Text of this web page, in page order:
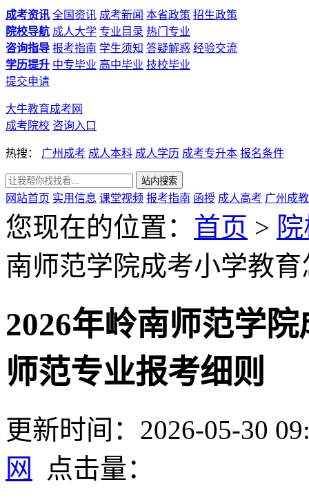
成考资讯 全国资讯 成考新闻 本省政策 招生政策
院校导航 成人大学 专业目录 热门专业
咨询指导 报考指南 学生须知 答疑解惑 经验交流
学历提升 中专毕业 高中毕业 技校毕业
提交申请
大牛教育成考网
成考院校 咨询入口
热搜： 广州成考 成人本科 成人学历 成考专升本 报名条件
网站首页 实用信息 课堂视频 报考指南 函授 成人高考 广州成教
您现在的位置： 首页 >
南师范学院成考小学教
2026年岭南师范学
师范专业报考细则
更新时间：2026-05-30
网
点击量：